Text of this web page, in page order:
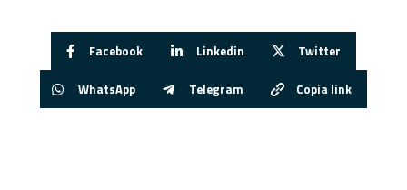
Facebook Linkedin Twitter
WhatsApp Telegram Copia link